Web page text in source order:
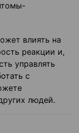
влиять на
реакции и,
управлять
с
людей.